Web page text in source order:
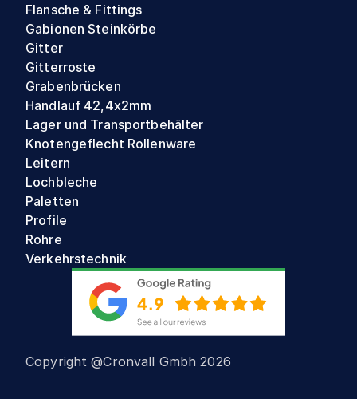
Flansche & Fittings
Gabionen Steinkörbe
Gitter
Gitterroste
Grabenbrücken
Handlauf 42,4x2mm
Lager und Transportbehälter
Knotengeflecht Rollenware
Leitern
Lochbleche
Paletten
Profile
Rohre
Verkehrstechnik
Copyright @Cronvall Gmbh 2026